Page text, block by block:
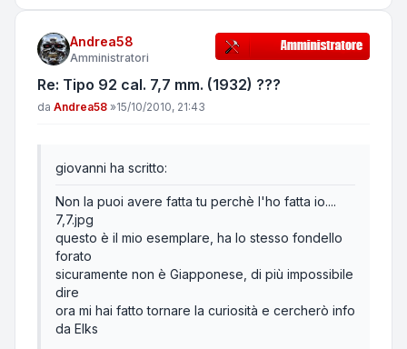
Andrea58
Amministratori
Re: Tipo 92 cal. 7,7 mm. (1932) ???
Messaggio
da Andrea58 »15/10/2010, 21:43
giovanni ha scritto:
Non la puoi avere fatta tu perchè l'ho fatta io....
7,7.jpg
questo è il mio esemplare, ha lo stesso fondello
forato
sicuramente non è Giapponese, di più impossibile
dire
ora mi hai fatto tornare la curiosità e cercherò info
da Elks